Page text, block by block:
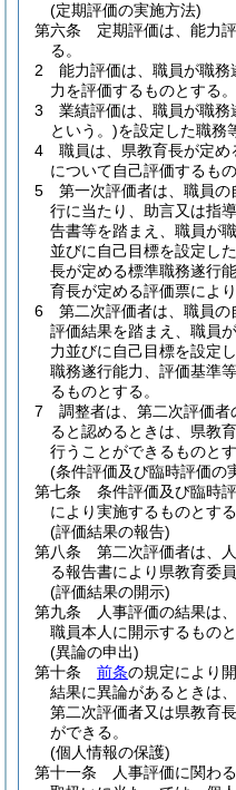
(定期評価の実施方法)
第六条
定期評価は、能力
る。
2
能力評価は、職員が職
力を評価するものとする。
3
業績評価は、職員が職務
という。)を設定した職務
4
職員は、県教育長が定め
について自己評価するもの
5
第一次評価者は、職員
行に当たり、助言又は指
告書等を踏まえ、職員が
並びに自己目標を設定し
長が定める標準職務遂行
育長が定める評価票によ
6
第二次評価者は、職員
評価結果を踏まえ、職員
力並びに自己目標を設定
職務遂行能力、評価基準
るものとする。
7
調整者は、第二次評価
ると認めるときは、県教
行うことができるものとす
(条件評価及び臨時評価の
第七条
条件評価及び臨時
により実施するものとする
(評価結果の報告)
第八条
第二次評価者は、
る報告書により県教育委
(評価結果の開示)
第九条
人事評価の結果は
職員本人に開示するものと
(異論の申出)
第十条
前条の規定により
結果に異論があるときは
第二次評価者又は県教育
ができる。
(個人情報の保護)
第十一条
人事評価に関わ